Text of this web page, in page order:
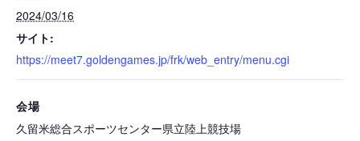
2024/03/16
サイト:
https://meet7.goldengames.jp/frk/web_entry/menu.cgi
会場
久留米総合スポーツセンター県立陸上競技場